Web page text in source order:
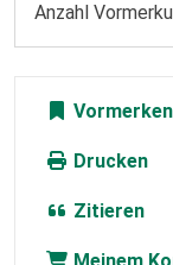
Anzahl
Vormerken
Drucken
Zitieren